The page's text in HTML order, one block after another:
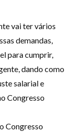
vai ter vários
demandas,
para cumprir,
dando como
salarial e
Congresso
Congresso